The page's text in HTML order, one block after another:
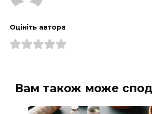
Оцініть автора
Вам також може